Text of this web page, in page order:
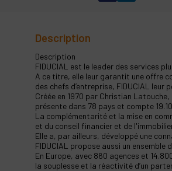
Description
Description
FIDUCIAL est le leader des services
A ce titre, elle leur garantit une offre
des chefs d’entreprise, FIDUCIAL
Créée en 1970 par Christian
présente dans 78 pays et compte
La complémentarité et la mise en
et du conseil financier et de
Elle a, par ailleurs, développé une
FIDUCIAL propose aussi un
En Europe, avec 860 agences et
la souplesse et la réactivité d’un